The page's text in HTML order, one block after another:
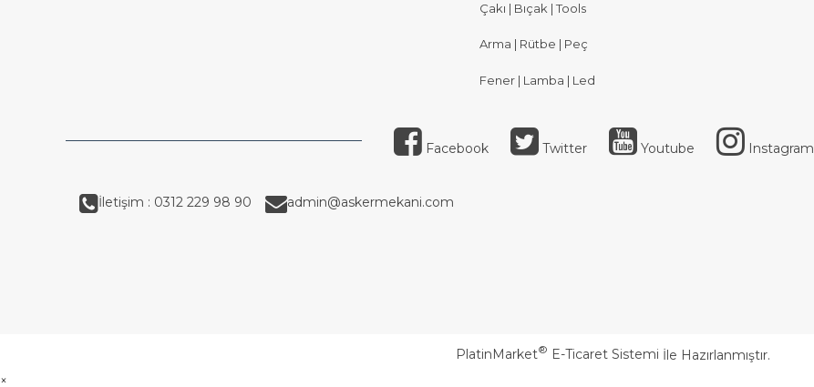
Çakı | Bıçak | Tools
Arma | Rütbe | Peç
Fener | Lamba | Led
Facebook Twitter Youtube Instagram
İletişim : 0312 229 98 90 admin@askermekani.com
PlatinMarket® E-Ticaret Sistemi İle Hazırlanmıştır.
×